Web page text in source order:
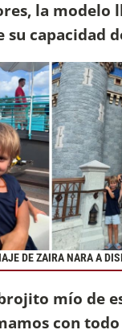
la modelo
su capacidad
DE ZAIRA NARA A
mío de
con